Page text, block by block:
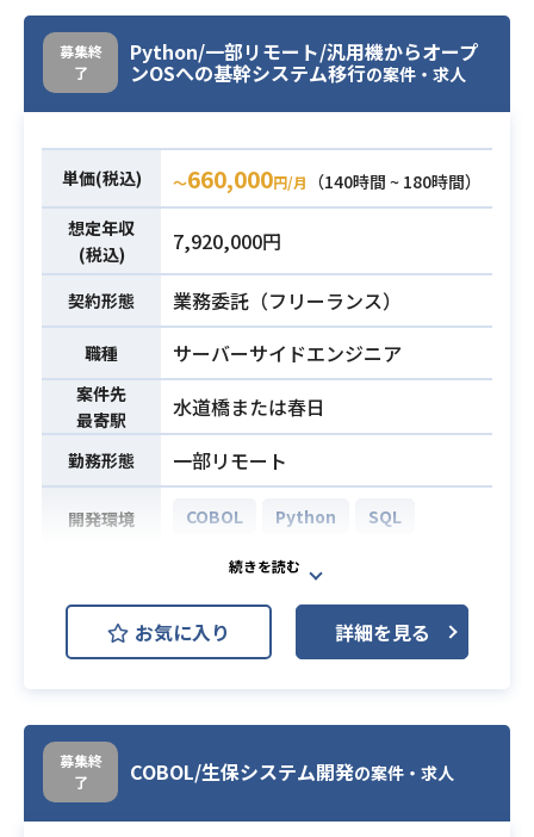
業務内容
現行の取引先別システムをコピーし
て当該取引先用のJOB（セッショ
ン）を作成して頂きます。
※全てCOBOL言語でのプログラムと
2025年中には新システム開発支援も
並行して行う予定で、
ーションへのパラメータ設定作業
（仮称）もご担当頂く予定です。
【作業環境】
富士通／機種：PRIMERGY6900／O
S：ASP/FX／処理形態：バッチ、オ
ンライン
DB・DC：RDB及びVSAM／言語：C
OBOL－G／制御言語：CL
【作業対象形態】
上記環境での開発保守運用作業
必須スキル
・報連相がしっかり行える方（コミ
ュニケーション能力がある方）
・疑問がある場合、自主的に確認が
行える方
・現行のCOBOLを解析し、エクセル
募集終
了
Python/一部リモート/汎用機からオープ
ンOSへの基幹システム移行の案件・求人
単価(税込) 〜660,000円/月
（140時間 ~ 180時間）
想定年収
(税込)
7,920,000円
契約形態 業務委託（フリーランス）
職種 サーバーサイドエンジニア
案件先
最寄駅
水道橋または春日
勤務形態 一部リモート
開発環境 COBOL Python SQL
業務内容
基幹システムを汎用機からオープンO
Sに移行するにあたり、COBOLプロ
グラムをpython（Django）への移行
をお願いいたします。
ションチームへ参画し、VB.netでの
アプリ開発を実施していただきま
す。
一部Pythonで記載されたアプリもあ
お気に入り 詳細を見る
募集終
了
COBOL/生保システム開発の案件・求人